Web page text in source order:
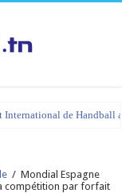
International de Handball
/ Mondial Espagne
compétition par forfait